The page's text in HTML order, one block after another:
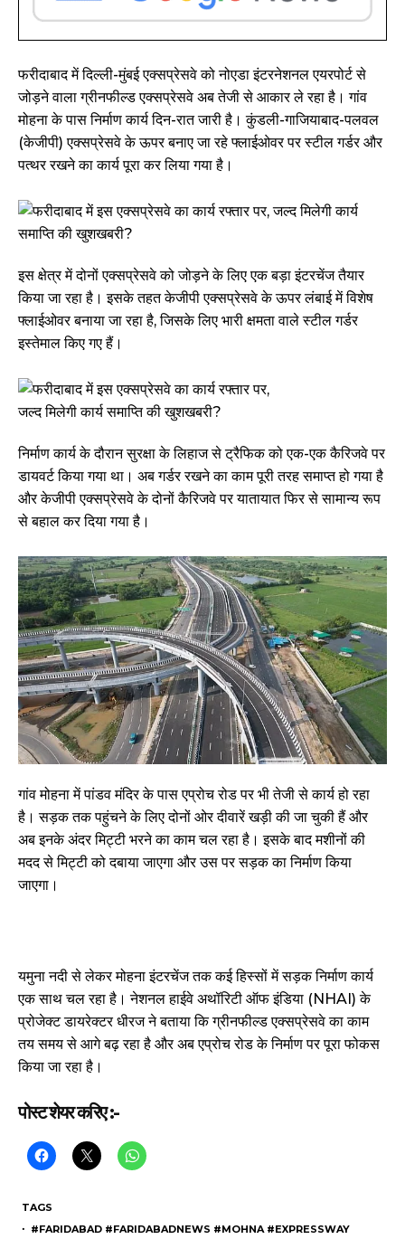
फरीदाबाद में दिल्ली-मुंबई एक्सप्रेसवे को नोएडा इंटरनेशनल एयरपोर्ट से
जोड़ने वाला ग्रीनफील्ड एक्सप्रेसवे अब तेजी से आकार ले रहा है। गांव
मोहना के पास निर्माण कार्य दिन-रात जारी है। कुंडली-गाजियाबाद-पलवल
(केजीपी) एक्सप्रेसवे के ऊपर बनाए जा रहे फ्लाईओवर पर स्टील गर्डर और
पत्थर रखने का कार्य पूरा कर लिया गया है।
इस क्षेत्र में दोनों एक्सप्रेसवे को जोड़ने के लिए एक बड़ा इंटरचेंज तैयार
किया जा रहा है। इसके तहत केजीपी एक्सप्रेसवे के ऊपर लंबाई में विशेष
फ्लाईओवर बनाया जा रहा है, जिसके लिए भारी क्षमता वाले स्टील गर्डर
इस्तेमाल किए गए हैं।
निर्माण कार्य के दौरान सुरक्षा के लिहाज से ट्रैफिक को एक-एक कैरिजवे पर
डायवर्ट किया गया था। अब गर्डर रखने का काम पूरी तरह समाप्त हो गया है
और केजीपी एक्सप्रेसवे के दोनों कैरिजवे पर यातायात फिर से सामान्य रूप
से बहाल कर दिया गया है।
गांव मोहना में पांडव मंदिर के पास एप्रोच रोड पर भी तेजी से कार्य हो रहा
है। सड़क तक पहुंचने के लिए दोनों ओर दीवारें खड़ी की जा चुकी हैं और
अब इनके अंदर मिट्टी भरने का काम चल रहा है। इसके बाद मशीनों की
मदद से मिट्टी को दबाया जाएगा और उस पर सड़क का निर्माण किया
जाएगा।
यमुना नदी से लेकर मोहना इंटरचेंज तक कई हिस्सों में सड़क निर्माण कार्य
एक साथ चल रहा है। नेशनल हाईवे अथॉरिटी ऑफ इंडिया (NHAI) के
प्रोजेक्ट डायरेक्टर धीरज ने बताया कि ग्रीनफील्ड एक्सप्रेसवे का काम
तय समय से आगे बढ़ रहा है और अब एप्रोच रोड के निर्माण पर पूरा फोकस
किया जा रहा है।
पोस्ट शेयर करिए :-
TAGS
・ #FARIDABAD #FARIDABADNEWS #MOHNA #EXPRESSWAY